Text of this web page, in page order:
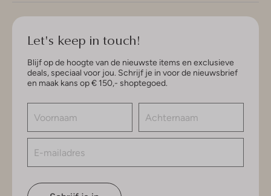
Let's keep in touch!
Blijf op de hoogte van de nieuwste items en exclusieve
deals, speciaal voor jou. Schrijf je in voor de nieuwsbrief
en maak kans op € 150,- shoptegoed.